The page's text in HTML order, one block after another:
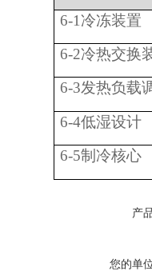
6-1冷冻装置
6-2冷热交换
6-3发热负载
6-4低湿设计
6-5制冷核心
产
您的单